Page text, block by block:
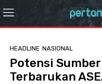
HEADLINE NASIONAL
Potensi
Terbarukan